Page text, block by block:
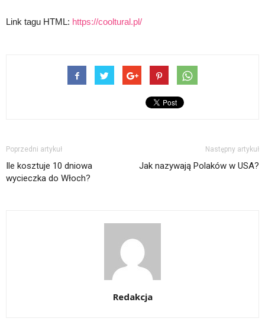
Link tagu HTML: https://cooltural.pl/
Poprzedni artykuł
Ile kosztuje 10 dniowa
wycieczka do Włoch?
Następny artykuł
Jak nazywają Polaków w USA?
Redakcja